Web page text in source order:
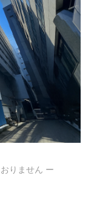
りません ー